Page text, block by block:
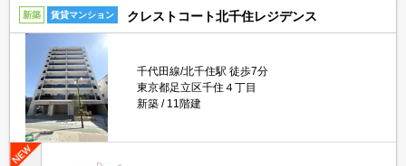
新築 賃貸マンション クレストコート北千住レジデンス
千代田線/北千住駅 徒歩7分
東京都足立区千住４丁目
新築
11階建